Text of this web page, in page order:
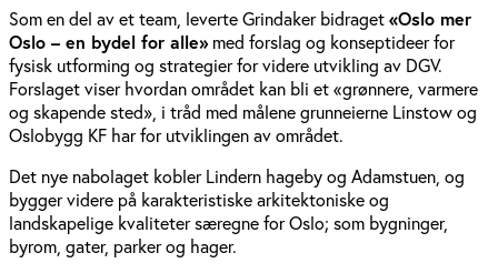
Som en del av et team, leverte Grindaker bidraget«Oslo mer
Oslo – en bydel for alle» med forslag og konseptideer for
fysisk utforming og strategier for videre utvikling av DGV.
Forslaget viser hvordan området kan bli et «grønnere, varmere
og skapende sted», i tråd med målene grunneierne Linstow og
Oslobygg KF har for utviklingen av området.
Det nye nabolaget kobler Lindern hageby og Adamstuen, og
bygger videre på karakteristiske arkitektoniske og
landskapelige kvaliteter særegne for Oslo; som bygninger,
byrom, gater, parker og hager.